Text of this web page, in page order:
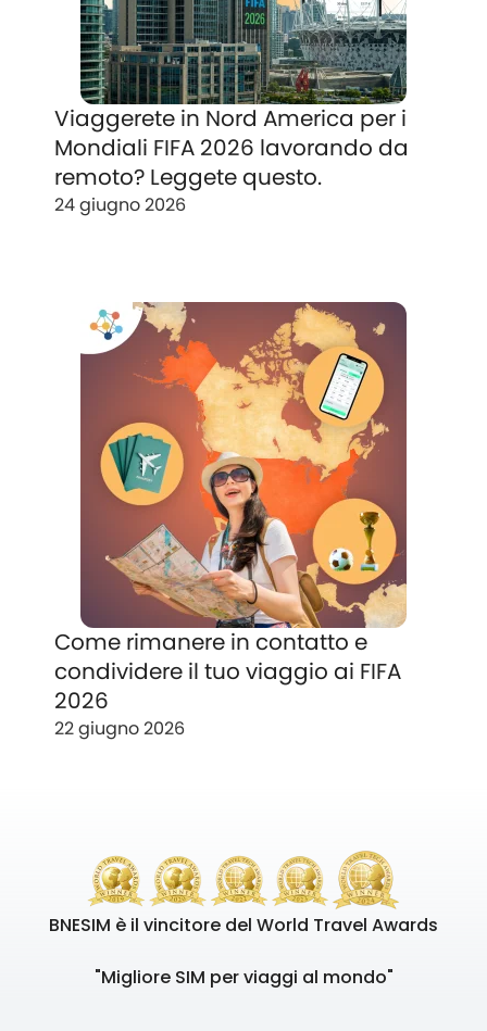
Viaggerete in Nord America per i
Mondiali FIFA 2026 lavorando da
remoto? Leggete questo.
24 giugno 2026
Come rimanere in contatto e
condividere il tuo viaggio ai FIFA
2026
22 giugno 2026
BNESIM è il vincitore del World Travel Awards
"Migliore SIM per viaggi al mondo"